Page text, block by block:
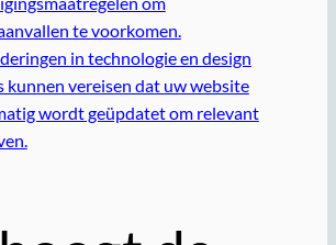
te voorkomen.
in technologie en design
kunnen vereisen dat uw website
wordt geüpdatet om relevant